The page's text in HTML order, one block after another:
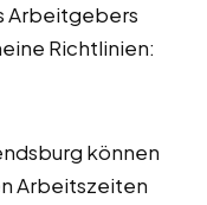
Arbeitgebers
Richtlinien:
können
Arbeitszeiten